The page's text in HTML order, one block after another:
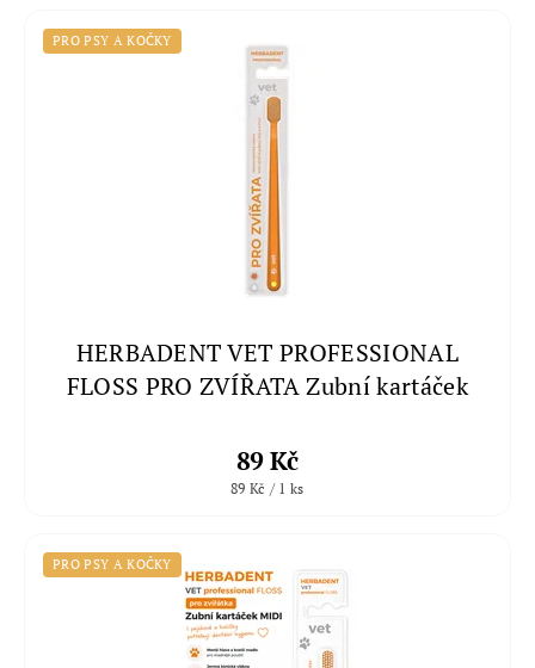
PRO PSY A KOČKY
HERBADENT VET PROFESSIONAL
FLOSS PRO ZVÍŘATA Zubní kartáček
89 Kč
89 Kč / 1 ks
PRO PSY A KOČKY